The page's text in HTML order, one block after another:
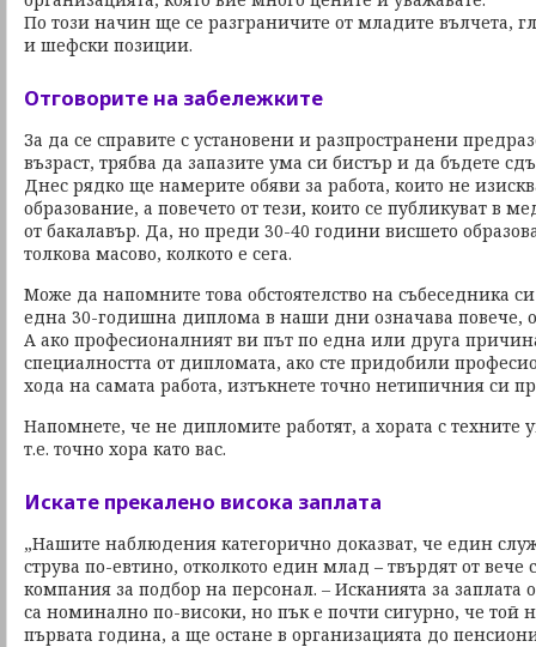
По този начин ще се разграничите от младите вълчета,
и шефски позиции.
Отговорите на забележките
За да се справите с установени и разпространени
възраст, трябва да запазите ума си бистър и да бъдете
Днес рядко ще намерите обяви за работа, които не
образование, а повечето от тези, които се публикуват в
от бакалавър. Да, но преди 30-40 години висшето
толкова масово, колкото е сега.
Може да напомните това обстоятелство на събеседника
една 30-годишна диплома в наши дни означава повече,
А ако професионалният ви път по една или друга
специалността от дипломата, ако сте придобили
хода на самата работа, изтъкнете точно нетипичния си
Напомнете, че не дипломите работят, а хората с техните
т.е. точно хора като вас.
Искате прекалено висока заплата
„Нашите наблюдения категорично доказват, че един
струва по-евтино, отколкото един млад – твърдят от вече
компания за подбор на персонал. – Исканията за заплата
са номинално по-високи, но пък е почти сигурно, че той
първата година, а ще остане в организацията до